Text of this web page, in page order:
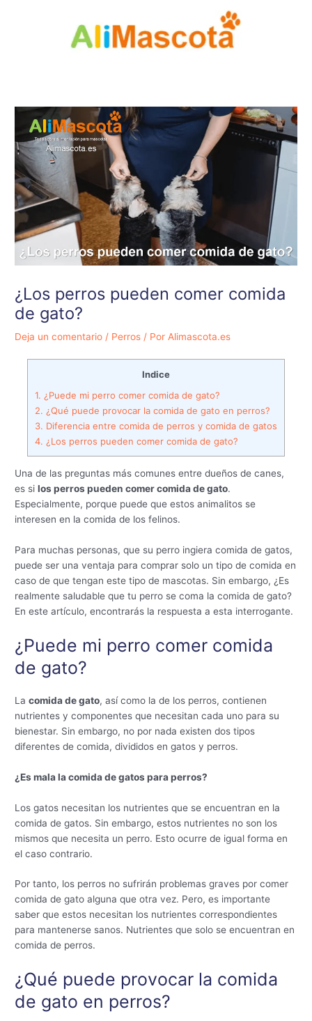
¿Los perros pueden comer comida
de gato?
Deja un comentario / Perros / PorAlimascota.es
Indice
1. ¿Puede mi perro comer comida de gato?
2. ¿Qué puede provocar la comida de gato en perros?
3. Diferencia entre comida de perros y comida de gatos
4. ¿Los perros pueden comer comida de gato?
Una de las preguntas más comunes entre dueños de canes,
es silos perros pueden comer comida de gato.
Especialmente, porque puede que estos animalitos se
interesen en la comida de los felinos.
Para muchas personas, que su perro ingiera comida de gatos,
puede ser una ventaja para comprar solo un tipo de comida en
caso de que tengan este tipo de mascotas. Sin embargo, ¿Es
realmente saludable que tu perro se coma la comida de gato?
En este artículo, encontrarás la respuesta a esta interrogante.
¿Puede mi perro comer comida
de gato?
Lacomida de gato, así como la de los perros, contienen
nutrientes y componentes que necesitan cada uno para su
bienestar. Sin embargo, no por nada existen dos tipos
diferentes de comida, divididos en gatos y perros.
¿Es mala la comida de gatos para perros?
Los gatos necesitan los nutrientes que se encuentran en la
comida de gatos. Sin embargo, estos nutrientes no son los
mismos que necesita un perro. Esto ocurre de igual forma en
el caso contrario.
Por tanto, los perros no sufrirán problemas graves por comer
comida de gato alguna que otra vez. Pero, es importante
saber que estos necesitan los nutrientes correspondientes
para mantenerse sanos. Nutrientes que solo se encuentran en
comida de perros.
¿Qué puede provocar la comida
de gato en perros?